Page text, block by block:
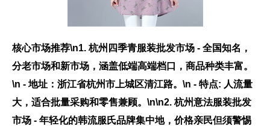
核心市场推荐\n1. 杭州四季青服装批发市场 - 全国知名，
分老市场和新市场，涵盖低端高端档口，商品种类丰富。
\n - 地址：浙江省杭州市上城区清江路。\n - 特点: 人流量
大，适合批量采购和零售兼顾。\n\n2. 杭州意法服装批发
市场 - 年轻化的韩流服氏品牌集中地，价格亲民但须警惕